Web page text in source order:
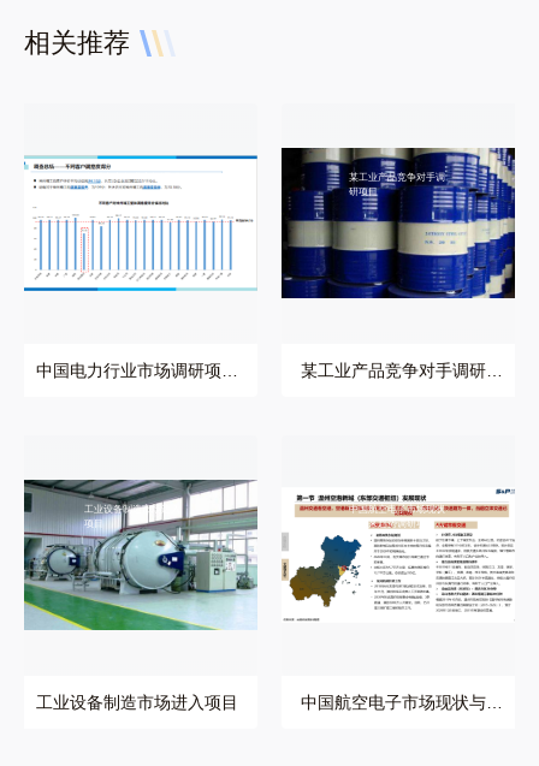
相关推荐
中国电力行业市场调研
项目案例
中国电力行业市场调研项目
某工业产品竞争对手调
研项目
某工业产品竞争对手调研项
工业设备制造市场进入
项目
工业设备制造市场进入项目
中国航空电子市场现状
与未来趋势调研项目案
例
中国航空电子市场现状与未